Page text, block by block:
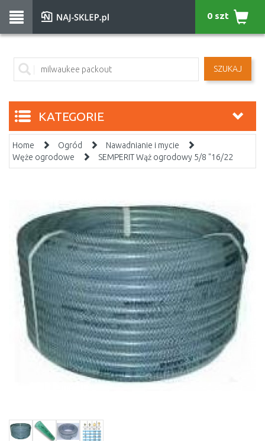
SZUKAJ
0 szt
KATEGORIE
Home Ogród
Nawadnianie i mycie
Węże ogrodowe
SEMPERIT Wąż ogrodowy 5/8 "16/22